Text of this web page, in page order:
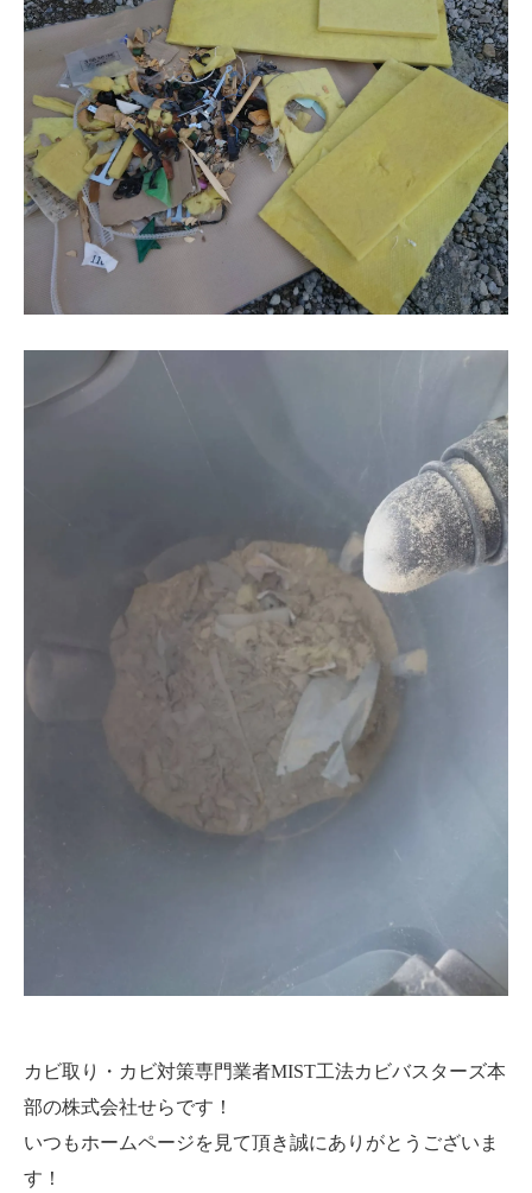
カビ取り・カビ対策専門業者MIST工法カビバスターズ本
部の株式会社せらです！
いつもホームページを見て頂き誠にありがとうございま
す！